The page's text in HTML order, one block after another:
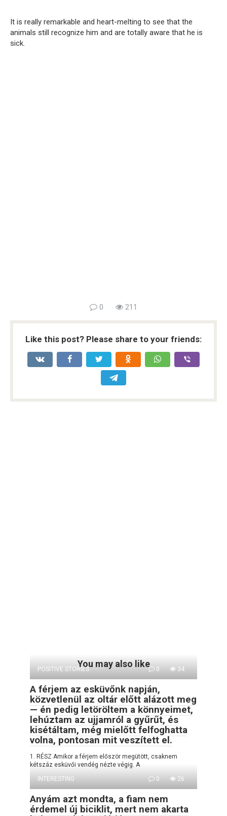
It is really remarkable and heart-melting to see that the
animals still recognize him and are totally aware that he is
sick.
0 211
Like this post? Please share to your friends:
You may also like
POSITIVE STORIES 0 34
A férjem az esküvőnk napján,
közvetlenül az oltár előtt alázott meg
— én pedig letöröltem a könnyeimet,
lehúztam az ujjamról a gyűrűt, és
kisétáltam, még mielőtt felfoghatta
volna, pontosan mit veszített el.
1. RÉSZ Amikor a férjem először megütött, csaknem
kétszáz esküvői vendég nézte végig. A
INTERESTING
0 26
Anyám azt mondta, a fiam nem
érdemel új biciklit, mert nem akarta